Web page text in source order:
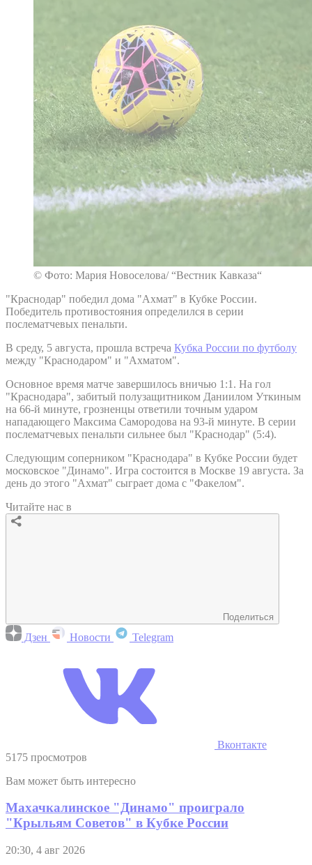
© Фото: Мария Новоселова/ “Вестник Кавказа“
"Краснодар" победил дома "Ахмат" в Кубке России.
Победитель противостояния определился в серии
послематчевых пенальти.
В среду, 5 августа, прошла встреча Кубка России по футболу
между "Краснодаром" и "Ахматом".
Основное время матче завершилось вничью 1:1. На гол
"Краснодара", забитый полузащитником Даниилом Уткиным
на 66-й минуте, грозненцы ответили точным ударом
нападающего Максима Самородова на 93-й минуте. В серии
послематчевых пенальти сильнее был "Краснодар" (5:4).
Следующим соперником "Краснодара" в Кубке России будет
московское "Динамо". Игра состоится в Москве 19 августа. За
день до этого "Ахмат" сыграет дома с "Факелом".
Читайте нас в
Поделиться
Дзен Новости Telegram
Вконтакте
5175 просмотров
Вам может быть интересно
Махачкалинское "Динамо" проиграло
"Крыльям Советов" в Кубке России
20:30, 4 авг 2026